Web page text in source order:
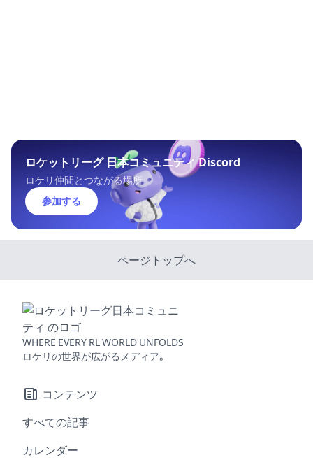
ロケットリーグ 日本コミュニティ Discord
ロケリ仲間とつながる場所
参加する
ページトップへ
WHERE EVERY RL WORLD UNFOLDS
ロケリの世界が広がるメディア。
コンテンツ
すべての記事
カレンダー